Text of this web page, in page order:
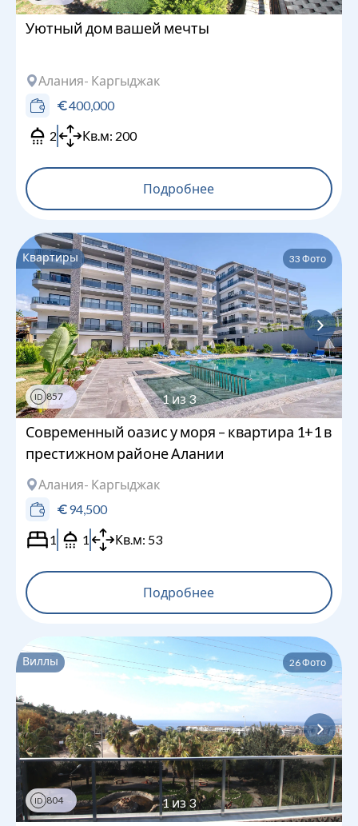
Уютный дом вашей мечты
Алания- Каргыджак
400,000
2
Кв.м: 200
Подробнее
Квартиры 33 Фото
ID 857 1из3
Современный оазис у моря – квартира 1+1 в
престижном районе Алании
Алания- Каргыджак
94,500
1
1 Кв.м: 53
Подробнее
Виллы 26Фото
ID 804 1из3